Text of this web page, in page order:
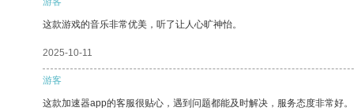
这款游戏的音乐非常优美，听了让人心旷神怡。
2025-10-11
游客
这款加速器app的客服很贴心，遇到问题都能及时解决，服务态度非常好。